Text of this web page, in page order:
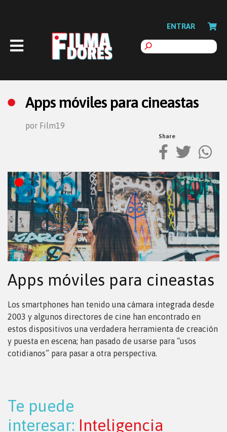
ENTRAR
Apps móviles para cineastas
por Film19
Share
Apps móviles para cineastas
Los smartphones han tenido una cámara integrada desde
2003 y algunos directores de cine han encontrado en
estos dispositivos una verdadera herramienta de creación
y puesta en escena; han pasado de usarse para “usos
cotidianos” para pasar a otra perspectiva.
Te puede
interesar: Inteligencia